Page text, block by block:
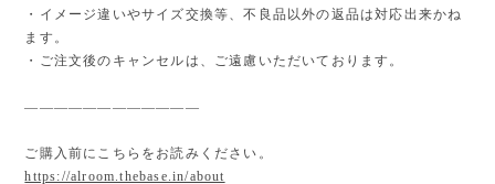
・イメージ違いやサイズ交換等、不良品以外の返品は対応出来かね
ます。
・ご注文後のキャンセルは、ご遠慮いただいております。
————————————
ご購入前にこちらをお読みください。
https://alroom.thebase.in/about